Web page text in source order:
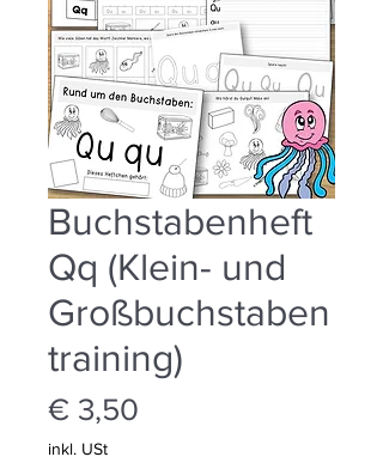
Buchstabenheft
Qq (Klein- und
Großbuchstaben
training)
€ 3,50
inkl. USt